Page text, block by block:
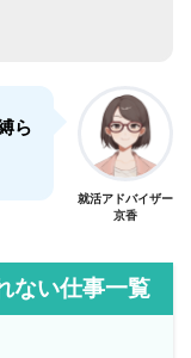
ら
就活アドバイザー
京香
ない仕事一覧